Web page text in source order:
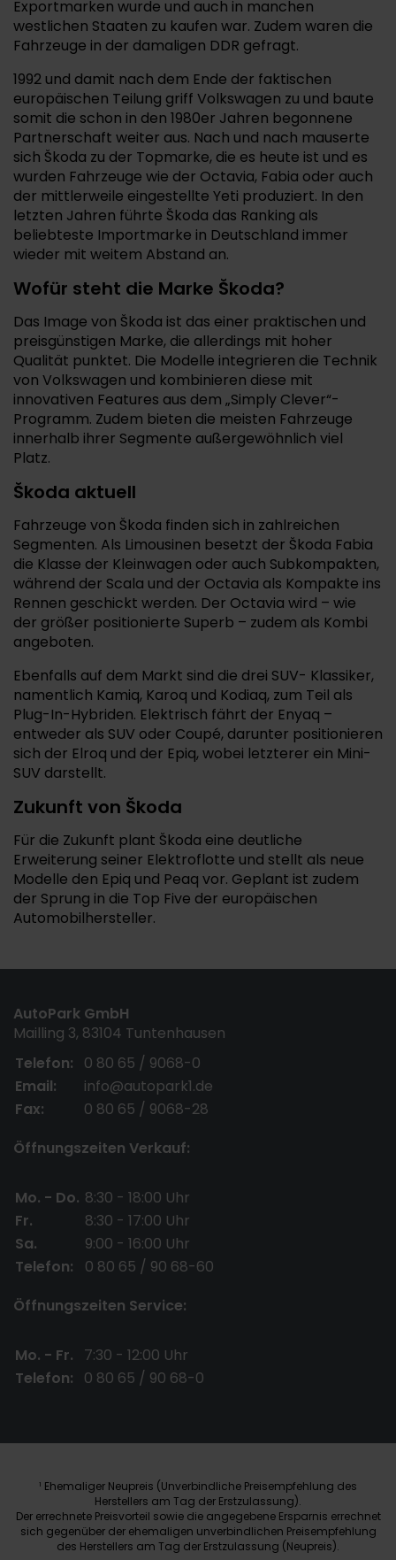
Exportmarken wurde und auch in manchen
westlichen Staaten zu kaufen war. Zudem waren die
Fahrzeuge in der damaligen DDR gefragt.
1992 und damit nach dem Ende der faktischen
europäischen Teilung griff Volkswagen zu und baute
somit die schon in den 1980er Jahren begonnene
Partnerschaft weiter aus. Nach und nach mauserte
sich Škoda zu der Topmarke, die es heute ist und es
wurden Fahrzeuge wie der Octavia, Fabia oder auch
der mittlerweile eingestellte Yeti produziert. In den
letzten Jahren führte Škoda das Ranking als
beliebteste Importmarke in Deutschland immer
wieder mit weitem Abstand an.
Wofür steht die Marke Škoda?
Das Image von Škoda ist das einer praktischen und
preisgünstigen Marke, die allerdings mit hoher
Qualität punktet. Die Modelle integrieren die Technik
von Volkswagen und kombinieren diese mit
innovativen Features aus dem „Simply Clever“-
Programm. Zudem bieten die meisten Fahrzeuge
innerhalb ihrer Segmente außergewöhnlich viel
Platz.
Škoda aktuell
Fahrzeuge von Škoda finden sich in zahlreichen
Segmenten. Als Limousinen besetzt der Škoda Fabia
die Klasse der Kleinwagen oder auch Subkompakten,
während der Scala und der Octavia als Kompakte ins
Rennen geschickt werden. Der Octavia wird – wie
der größer positionierte Superb – zudem als Kombi
angeboten.
Ebenfalls auf dem Markt sind die drei SUV- Klassiker,
namentlich Kamiq, Karoq und Kodiaq, zum Teil als
Plug-In-Hybriden. Elektrisch fährt der Enyaq –
entweder als SUV oder Coupé, darunter positionieren
sich der Elroq und der Epiq, wobei letzterer ein Mini-
SUV darstellt.
Zukunft von Škoda
Für die Zukunft plant Škoda eine deutliche
Erweiterung seiner Elektroflotte und stellt als neue
Modelle den Epiq und Peaq vor. Geplant ist zudem
der Sprung in die Top Five der europäischen
Automobilhersteller.
AutoPark GmbH
Mailling 3, 83104 Tuntenhausen
Telefon:
0 80 65 / 9068-0
Email:
info@autopark1.de
Fax:
0 80 65 / 9068-28
Öffnungszeiten Verkauf:
Mo. - Do. 8:30 - 18:00 Uhr
Fr.
8:30 - 17:00 Uhr
Sa.
9:00 - 16:00 Uhr
Telefon:
0 80 65 / 90 68-60
Öffnungszeiten Service:
Mo. - Fr.
7:30 - 12:00 Uhr
Telefon:
0 80 65 / 90 68-0
1 Ehemaliger Neupreis (Unverbindliche Preisempfehlung des
Herstellers am Tag der Erstzulassung).
Der errechnete Preisvorteil sowie die angegebene Ersparnis errechnet
sich gegenüber der ehemaligen unverbindlichen Preisempfehlung
des Herstellers am Tag der Erstzulassung (Neupreis).